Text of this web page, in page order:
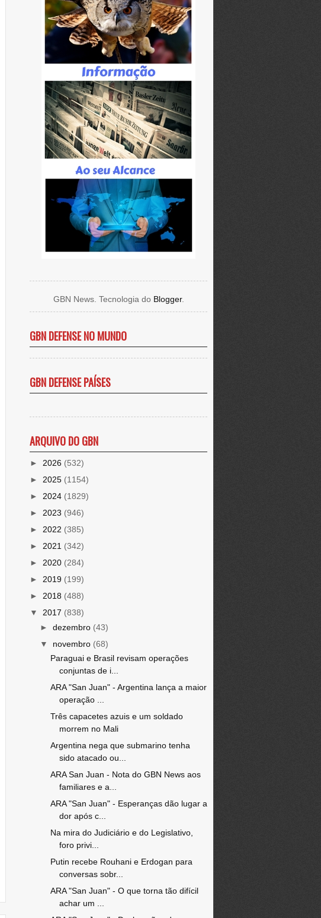
GBN News. Tecnologia do Blogger.
GBN DEFENSE NO MUNDO
GBN DEFENSE PAÍSES
ARQUIVO DO GBN
► 2026 (532)
► 2025 (1154)
► 2024 (1829)
► 2023 (946)
► 2022 (385)
► 2021 (342)
► 2020 (284)
► 2019 (199)
► 2018 (488)
▼ 2017 (838)
► dezembro (43)
▼ novembro (68)
Paraguai e Brasil revisam operações
conjuntas de i...
ARA "San Juan" - Argentina lança a maior
operação ...
Três capacetes azuis e um soldado
morrem no Mali
Argentina nega que submarino tenha
sido atacado ou...
ARA San Juan - Nota do GBN News aos
familiares e a...
ARA "San Juan" - Esperanças dão lugar a
dor após c...
Na mira do Judiciário e do Legislativo,
foro privi...
Putin recebe Rouhani e Erdogan para
conversas sobr...
ARA "San Juan" - O que torna tão difícil
achar um ...